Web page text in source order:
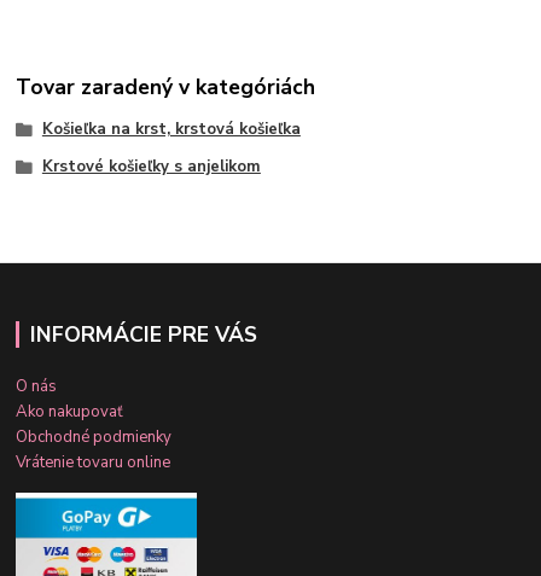
Tovar zaradený v kategóriách
Košieľka na krst, krstová košieľka
Krstové košieľky s anjelikom
INFORMÁCIE PRE VÁS
O nás
Ako nakupovať
Obchodné podmienky
Vrátenie tovaru online